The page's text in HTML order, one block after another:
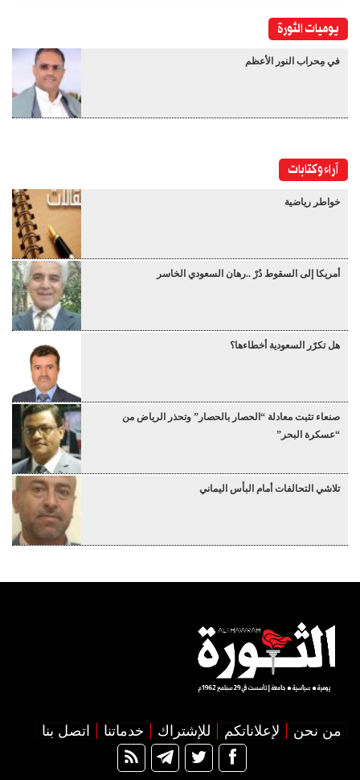
يوميات الثورة
في مِحراب النور الأعظم
آراء وكتابات
خواطر رياضية
أمريكا إلى السقوط دُرْ ..رهان السعودي الخاسر
هل تكرّر السعودية أخطاءها؟
صنعاء تثبت معادلة “الحصار بالحصار” وتحذر الرياض من
“عسكرة البحر”
تلاشي التحالفات أمام البأس اليماني
من نحن لإعلاناتكم للإشتراك خدماتنا اتصل بنا